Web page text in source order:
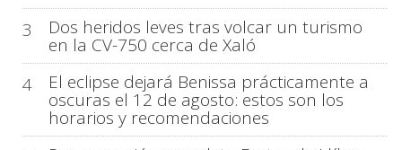
3
Dos heridos leves tras volcar un turismo
en la CV-750 cerca de Xaló
4
El eclipse dejará Benissa prácticamente a
oscuras el 12 de agosto: estos son los
horarios y recomendaciones